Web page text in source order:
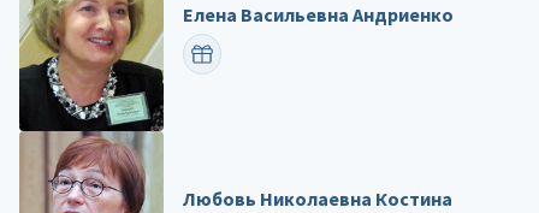
Елена Васильевна Андриенко
ПОЗДРАВИТЬ
Любовь Николаевна Костина